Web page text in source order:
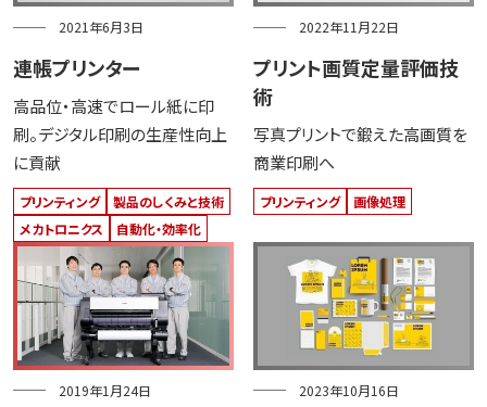
2021年6月3日
連帳プリンター
高品位・高速でロール紙に印
刷。デジタル印刷の生産性向上
に貢献
プリンティング
製品のしくみと技術
メカトロニクス
自動化・効率化
2022年11月22日
プリント画質定量評価技
術
写真プリントで鍛えた高画質を
商業印刷へ
プリンティング 画像処理
2019年1月24日 2023年10月16日